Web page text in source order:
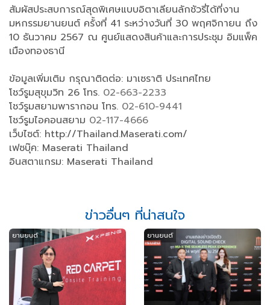
สัมผัสประสบการณ์สุดพิเศษแบบอิตาเลียนลักชัวรี่ได้ที่งาน
มหกรรมยานยนต์ ครั้งที่ 41 ระหว่างวันที่ 30 พฤศจิกายน ถึง
10 ธันวาคม 2567 ณ ศูนย์แสดงสินค้าและการประชุม อิมแพ็ค
เมืองทองธานี
ข้อมูลเพิ่มเติม กรุณาติดต่อ: มาเซราติ ประเทศไทย
โชว์รูมสุขุมวิท 26 โทร. 02-663-2233
โชว์รูมสยามพารากอน โทร. 02-610-9441
โชว์รูมไอคอนสยาม 02-117-4666
เว็บไซต์: http://Thailand.Maserati.com/
เฟซบุ๊ค: Maserati Thailand
อินสตาแกรม: Maserati Thailand
ข่าวอื่นๆ ที่น่าสนใจ
ยานยนต์ ยานยนต์